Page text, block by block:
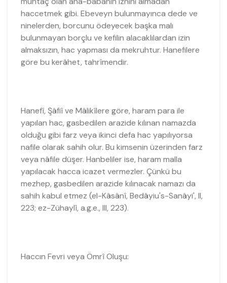
haccetmek gibi. Ebeveyn bulunmayınca dede ve
ninelerden, borcunu ödeyecek başka malı
bulunmayan borçlu ve kefilin alacaklılardan izin
almaksızın, hac yapması da mekruhtur. Hanefilere
göre bu kerâhet, tahrîmendir.
Hanefî, Şâfiî ve Mâlikîlere göre, haram para ile
yapılan hac, gasbedilen arazide kılınan namazda
olduğu gibi farz veya ikinci defa hac yapılıyorsa
nafile olarak sahih olur. Bu kimsenin üzerinden farz
veya nâfile düşer. Hanbeliler ise, haram malla
yapılacak hacca icazet vermezler. Çünkü bu
mezhep, gasbedilen arazide kılınacak namazı da
sahih kabul etmez (el-Kâsânî, Bedâyiu's-Sanâyi', II,
223; ez-Zühaylî, a.g.e., III, 223).
Haccın Fevri veya Ömrî Oluşu: